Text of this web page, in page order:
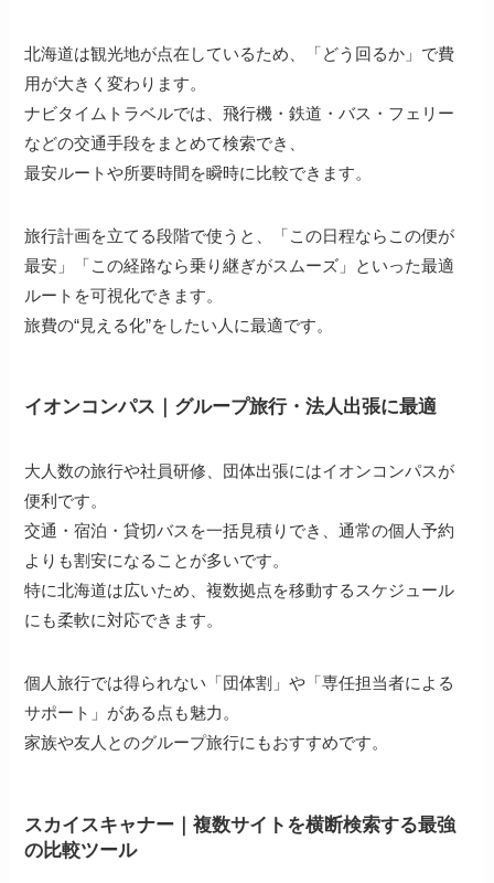
北海道は観光地が点在しているため、「どう回るか」で費
用が大きく変わります。
ナビタイムトラベルでは、飛行機・鉄道・バス・フェリー
などの交通手段をまとめて検索でき、
最安ルートや所要時間を瞬時に比較できます。
旅行計画を立てる段階で使うと、「この日程ならこの便が
最安」「この経路なら乗り継ぎがスムーズ」といった最適
ルートを可視化できます。
旅費の“見える化”をしたい人に最適です。
イオンコンパス｜グループ旅行・法人出張に最適
大人数の旅行や社員研修、団体出張にはイオンコンパスが
便利です。
交通・宿泊・貸切バスを一括見積りでき、通常の個人予約
よりも割安になることが多いです。
特に北海道は広いため、複数拠点を移動するスケジュール
にも柔軟に対応できます。
個人旅行では得られない「団体割」や「専任担当者による
サポート」がある点も魅力。
家族や友人とのグループ旅行にもおすすめです。
スカイスキャナー｜複数サイトを横断検索する最強
の比較ツール